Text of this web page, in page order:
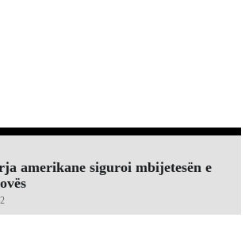
amerikane siguroi mbijetesën e